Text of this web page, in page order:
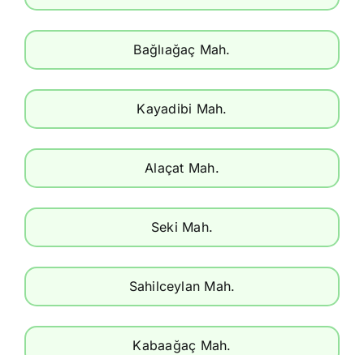
Bağlıağaç Mah.
Kayadibi Mah.
Alaçat Mah.
Seki Mah.
Sahilceylan Mah.
Kabaağaç Mah.